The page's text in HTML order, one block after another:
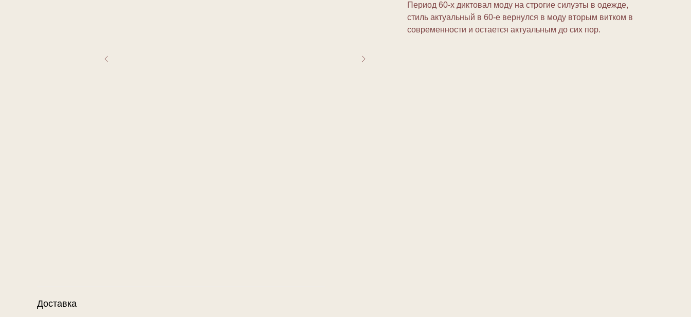
Период 60-х диктовал моду на строгие силуэты в одежде,
стиль актуальный в 60-е вернулся в моду вторым витком в
современности и остается актуальным до сих пор.
Доставка